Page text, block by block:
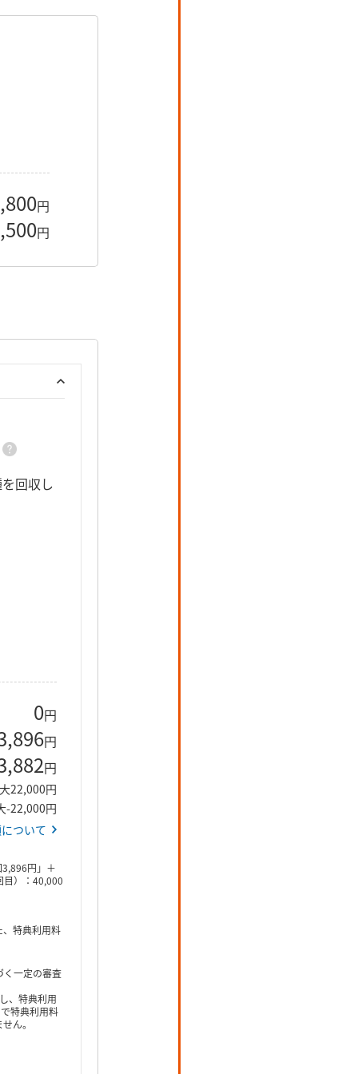
円
円
スマホトクするプログラム＋
回収し
0円
円
円
22,000円
-22,000円
ついて
円」＋
目）：40,000
特典利用料
く一定の審査
、特典利用
特典利用料
ん。